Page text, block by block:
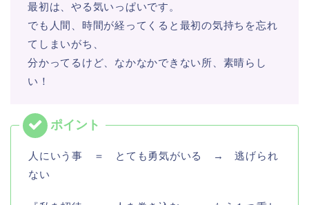
最初は、やる気いっぱいです。
でも人間、時間が経ってくると最初の気持ちを忘れ
てしまいがち、
分かってるけど、なかなかできない所、素晴らし
い！
人にいう事 ＝ とても勇気がいる → 逃げられ
ない